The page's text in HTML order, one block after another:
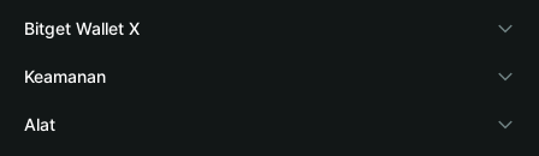
Blog
Verifikasi keaslian
Berita kripto
Crypto Card
Stablecoin Earn
Payfi Crypto
Bitget Wallet X
Pengembang
Hubungkan dompet
Keamanan
Dana perlindungan
Alat